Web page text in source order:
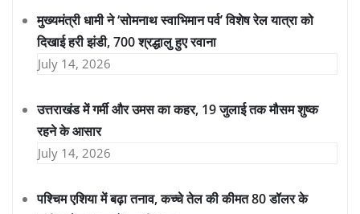
मुख्यमंत्री धामी ने ‘सोमनाथ स्वाभिमान पर्व’ विशेष रेल यात्रा को
दिखाई हरी झंडी, 700 श्रद्धालु हुए रवाना
July 14, 2026
उत्तराखंड में गर्मी और उमस का कहर, 19 जुलाई तक मौसम शुष्क
रहने के आसार
July 14, 2026
पश्चिम एशिया में बढ़ा तनाव, कच्चे तेल की कीमत 80 डॉलर के